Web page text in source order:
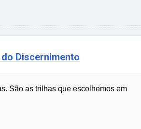
Discernimento
São as trilhas que escolhemos em